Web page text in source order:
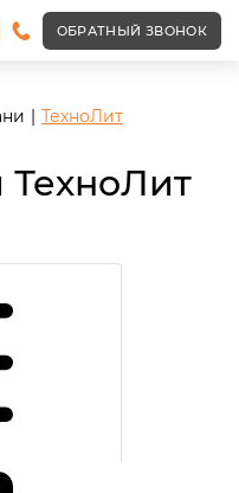
ОБРАТНЫЙ ЗВОНОК
ТехноЛит